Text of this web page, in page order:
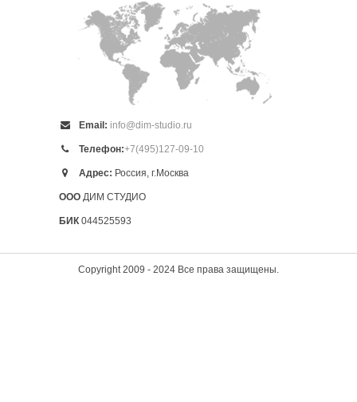
Email: info@dim-studio.ru
Телефон:+7(495)127-09-10
Адрес: Россия, г.Москва
ООО ДИМ СТУДИО
БИК 044525593
Copyright 2009 - 2024 Все права защищены.